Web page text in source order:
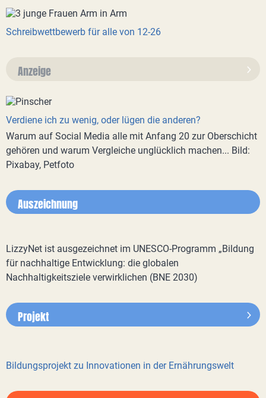
Schreibwettbewerb für alle von 12-26
Anzeige
Verdiene ich zu wenig, oder lügen die anderen?
Warum auf Social Media alle mit Anfang 20 zur Oberschicht
gehören und warum Vergleiche unglücklich machen... Bild:
Pixabay, Petfoto
Auszeichnung
LizzyNet ist ausgezeichnet im UNESCO-Programm „Bildung
für nachhaltige Entwicklung: die globalen
Nachhaltigkeitsziele verwirklichen (BNE 2030)
Projekt
Bildungsprojekt zu Innovationen in der Ernährungswelt